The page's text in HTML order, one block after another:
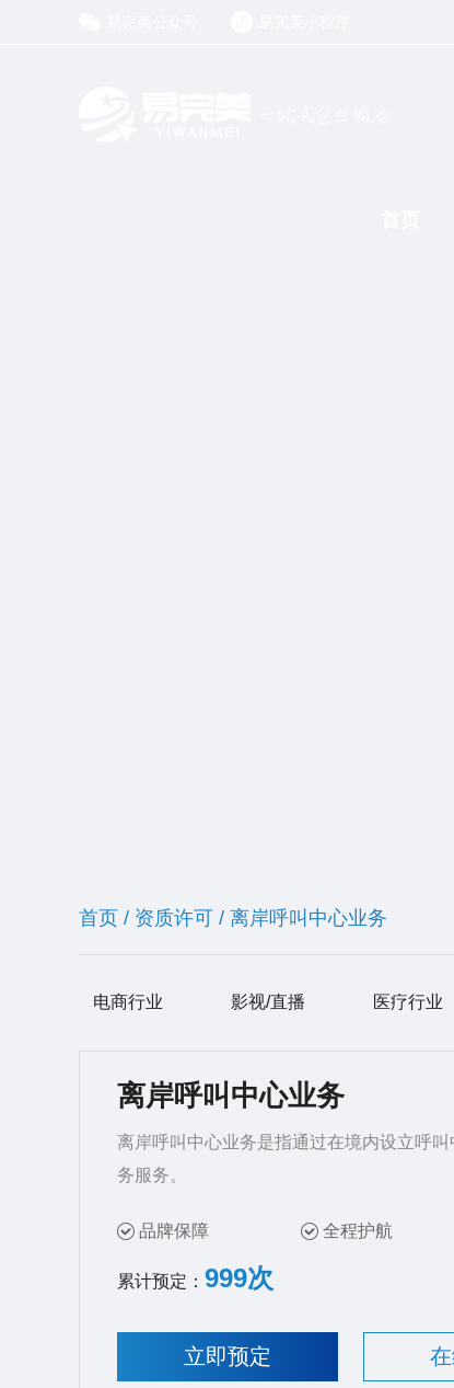
首页 / 资质许可 / 离岸呼叫中心业务
电商行业 影视/直播 医疗行业
离岸呼叫中心业务
离岸呼叫中心业务是指通过在境内设立呼
务服务。
品牌保障 全程护航
累计预定： 999次
立即预定